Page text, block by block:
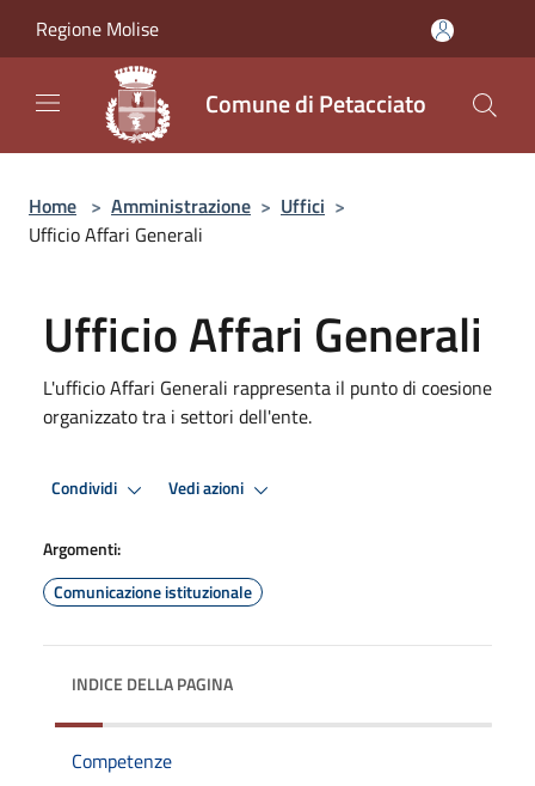
Regione Molise
Comune di Petacciato
Home > Amministrazione > Uffici >
Ufficio Affari Generali
Ufficio Affari Generali
L'ufficio Affari Generali rappresenta il punto di coesione
organizzato tra i settori dell'ente.
Condividi Vedi azioni
Argomenti:
Comunicazione istituzionale
INDICE DELLA PAGINA
Competenze